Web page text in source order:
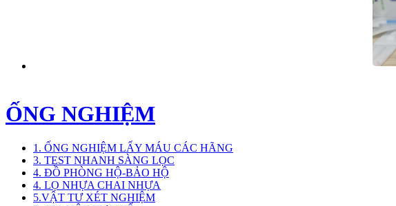
ỐNG NGHIỆM
1. ỐNG NGHIỆM LẤY MÁU CÁC HÃNG
3. TEST NHANH SÀNG LỌC
4. ĐỒ PHÒNG HỘ-BẢO HỘ
4. LỌ NHỰA CHAI NHỰA
5.VẬT TƯ XÉT NGHIỆM